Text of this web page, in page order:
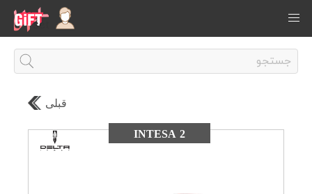
قبلی
INTESA 2